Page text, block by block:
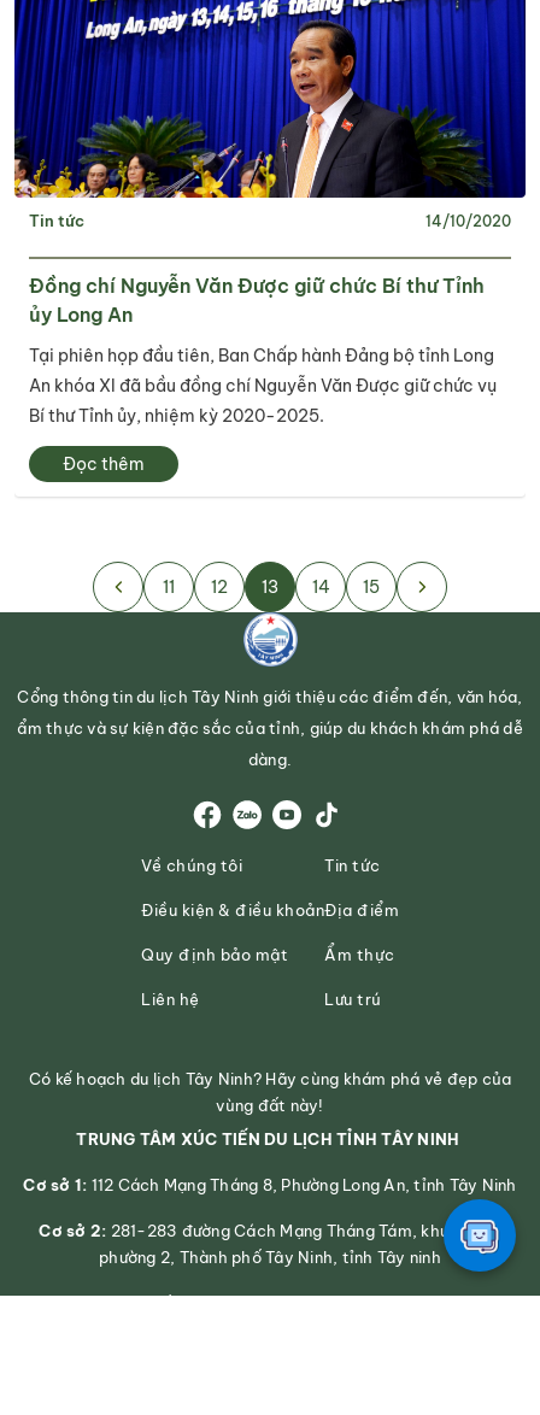
Tin tức 14/10/2020
Đồng chí Nguyễn Văn Được giữ chức Bí thư Tỉnh
ủy Long An
Tại phiên họp đầu tiên, Ban Chấp hành Đảng bộ tỉnh Long
An khóa XI đã bầu đồng chí Nguyễn Văn Được giữ chức vụ
Bí thư Tỉnh ủy, nhiệm kỳ 2020-2025.
Đọc thêm
11 12 13 14 15
Cổng thông tin du lịch Tây Ninh giới thiệu các điểm đến, văn hóa,
ẩm thực và sự kiện đặc sắc của tỉnh, giúp du khách khám phá dễ
dàng.
Về chúng tôi
Điều kiện & điều khoản
Quy định bảo mật
Liên hệ
Tin tức
Địa điểm
Ẩm thực
Lưu trú
Có kế hoạch du lịch Tây Ninh? Hãy cùng khám phá vẻ đẹp của
vùng đất này!
TRUNG TÂM XÚC TIẾN DU LỊCH TỈNH TÂY NINH
Cơ sở 1: 112 Cách Mạng Tháng 8, Phường Long An, tỉnh Tây Ninh
Cơ sở 2: 281-283 đường Cách Mạng Tháng Tám, khu phố 2,
phường 2, Thành phố Tây Ninh, tỉnh Tây ninh
Số điện thoại: 0272 3939545